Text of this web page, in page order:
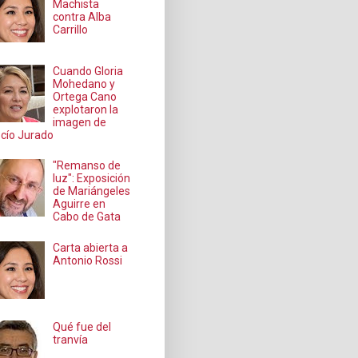
Machista
contra Alba
Carrillo
Cuando Gloria
Mohedano y
Ortega Cano
explotaron la
imagen de
Jurado
"Remanso de
luz": Exposición
de Mariángeles
Aguirre en
Cabo de Gata
Carta abierta a
Antonio Rossi
Qué fue del
tranvía